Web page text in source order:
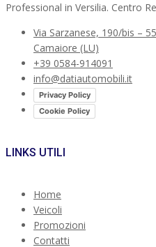
Professional in Versilia. Centro
Via Sarzanese, 190/bis –
Camaiore (LU)
+39 0584-914091
info@datiautomobili.it
Privacy Policy
Cookie Policy
LINKS UTILI
Home
Veicoli
Promozioni
Contatti